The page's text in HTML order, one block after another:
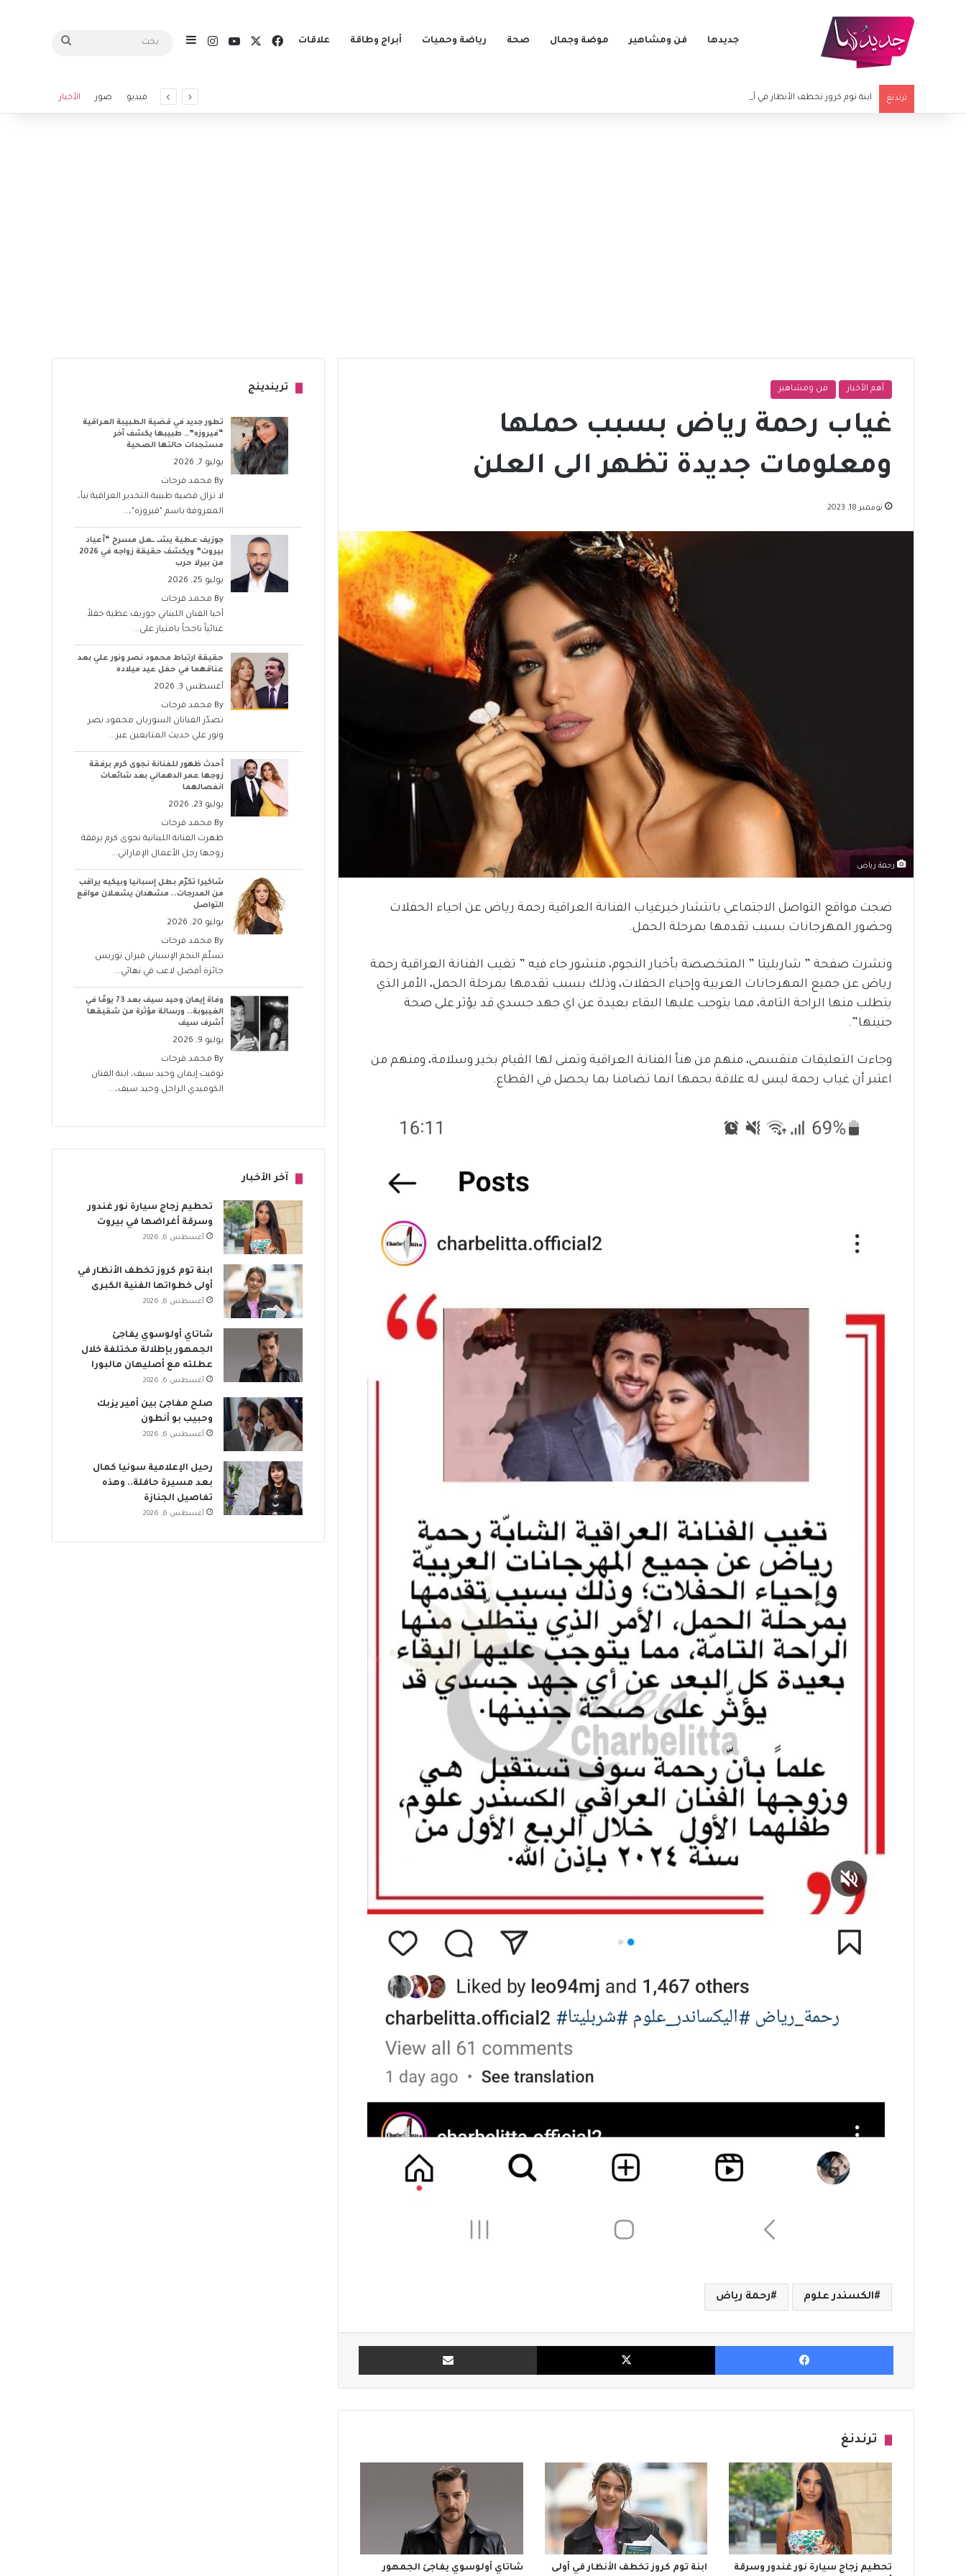
جديدها فن ومشاهير موضة وجمال صحة رياضة وحميات أبراج وطاقة علاقات فيسبوكيوتيوبانستقرامإضافة عمود جانبي بحث
ترندنغ ابنة توم كروز تخطف الأنظار في أولى خطواتها الفنية الكبرى فيديو صور الأخبار
أهم الأخبار فن ومشاهير
غياب رحمة رياض بسبب حملها
ومعلومات جديدة تظهر الى العلن
نوفمبر 18, 2023
رحمة رياض
ضجت مواقع التواصل الاجتماعي بانتشار خبرغياب الفنانة العراقية رحمة رياض عن احياء الحفلات
وحضور المهرجانات بسبب تقدمها بمرحلة الحمل.
ونشرت صفحة ” شاربليتا ” المتخصصة بأخبار النجوم، منشور جاء فيه ” تغيب الفنانة العراقية رحمة
رياض عن جميع المهرجانات العربية وإحياء الحفلات، وذلك بسبب تقدمها بمرحلة الحمل، الأمر الذي
يتطلب منها الراحة التامة، مما يتوجب عليها البقاء بعيدة عن اي جهد جسدي قد يؤثر على صحة
جنينها”.
وجاءت التعليقات منقسمى، منهم من هنأ الفنانة العراقية وتمنى لها القيام بخير وسلامة، ومنهم من
اعتبر أن غياب رحمة ليس له علاقة بحمها انما تضامنا بما يحصل في القطاع.
الكسندر علوم رحمة رياض
فيسبوك X مشاركة بالبريد
ترندنغ
تحطيم زجاج سيارة نور غندور وسرقة ابنة توم كروز تخطف الأنظار في أولى شاتاي أولوسوي يفاجئ الجمهور
تريندينج
تطور جديد في قضية الطبيبة العراقية
“فيروزه”… طبيبها يكشف آخر
مستجدات حالتها الصحية
يوليو 7, 2026
By محمد فرحات
لا تزال قضية طبيبة التخدير العراقية نبأ،
المعروفة باسم "فيروزه"،...
جوزيف عطية يشــ ــعل مسرح “أعياد
بيروت” ويكشف حقيقة زواجه في 2026
من بيرلا حرب
يوليو 25, 2026
By محمد فرحات
أحيا الفنان اللبناني جوزيف عطية حفلاً
غنائياً ناجحاً بامتياز على...
حقيقة ارتباط محمود نصر ونور علي بعد
عناقهما في حفل عيد ميلاده
أغسطس 3, 2026
By محمد فرحات
تصدّر الفنانان السوريان محمود نصر
ونور علي حديث المتابعين عبر...
أحدث ظهور للفنانة نجوى كرم برفقة
زوجها عمر الدهماني بعد شائعات
انفصالهما
يوليو 23, 2026
By محمد فرحات
ظهرت الفنانة اللبنانية نجوى كرم برفقة
زوجها رجل الأعمال الإماراتي...
شاكيرا تكرّم بطل إسبانيا وبيكيه يراقب
من المدرجات.. مشهدان يشعلان مواقع
التواصل
يوليو 20, 2026
By محمد فرحات
تسلّم النجم الإسباني فيران توريس
جائزة أفضل لاعب في نهائي...
وفاة إيمان وحيد سيف بعد 73 يومًا في
الغيبوبة.. ورسالة مؤثرة من شقيقها
أشرف سيف
يوليو 9, 2026
By محمد فرحات
توفيت إيمان وحيد سيف، ابنة الفنان
الكوميدي الراحل وحيد سيف،...
آخر الأخبار
تحطيم زجاج سيارة نور غندور
وسرقة أغراضها في بيروت
أغسطس 6, 2026
ابنة توم كروز تخطف الأنظار في
أولى خطواتها الفنية الكبرى
أغسطس 6, 2026
شاتاي أولوسوي يفاجئ
الجمهور بإطلالة مختلفة خلال
عطلته مع أصليهان مالبورا
أغسطس 6, 2026
صلح مفاجئ بين أمير يزبك
وحبيب بو أنطون
أغسطس 6, 2026
رحيل الإعلامية سونيا كمال
بعد مسيرة حافلة.. وهذه
تفاصيل الجنازة
أغسطس 6, 2026